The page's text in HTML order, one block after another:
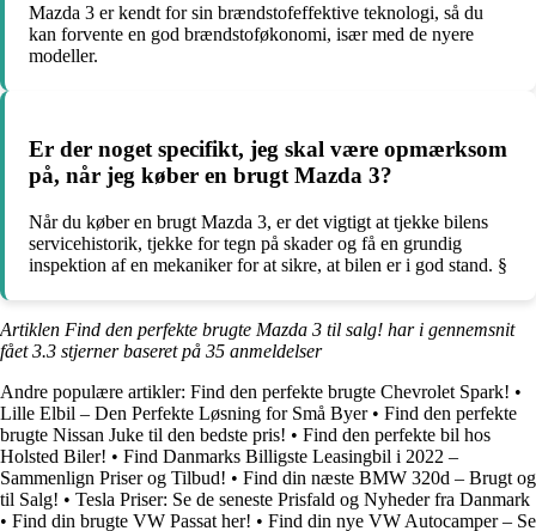
Mazda 3 er kendt for sin brændstofeffektive teknologi, så du
kan forvente en god brændstoføkonomi, især med de nyere
modeller.
Er der noget specifikt, jeg skal være opmærksom
på, når jeg køber en brugt Mazda 3?
Når du køber en brugt Mazda 3, er det vigtigt at tjekke bilens
servicehistorik, tjekke for tegn på skader og få en grundig
inspektion af en mekaniker for at sikre, at bilen er i god stand. §
Artiklen Find den perfekte brugte Mazda 3 til salg! har i gennemsnit
fået3.3 stjerner baseret på 35 anmeldelser
Andre populære artikler: Find den perfekte brugte Chevrolet Spark! •
Lille Elbil – Den Perfekte Løsning for Små Byer• Find den perfekte
brugte Nissan Juke til den bedste pris! • Find den perfekte bil hos
Holsted Biler! • Find Danmarks Billigste Leasingbil i 2022 –
Sammenlign Priser og Tilbud! • Find din næste BMW 320d – Brugt og
til Salg! • Tesla Priser: Se de seneste Prisfald og Nyheder fra Danmark
• Find din brugte VW Passat her! • Find din nye VW Autocamper – Se